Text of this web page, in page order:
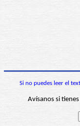
Si no puedes leer el
Avísanos si